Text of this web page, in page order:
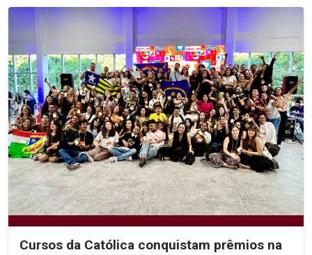
Cursos da Católica conquistam prêmios na